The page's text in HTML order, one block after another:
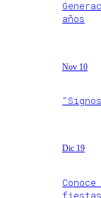
años
Nov 10
Dic 19